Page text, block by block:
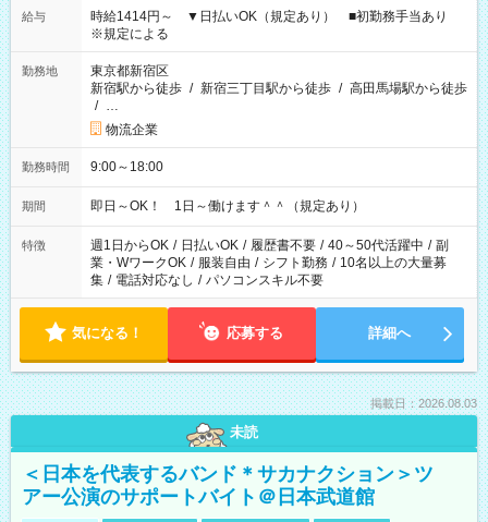
給与
時給1414円～ ▼日払いOK（規定あり） ■初勤務手当あり
※規定による
勤務地
東京都新宿区
新宿駅から徒歩 / 新宿三丁目駅から徒歩 / 高田馬場駅から徒歩
/ …
物流企業
勤務時間 9:00～18:00
期間 即日～OK！ 1日～働けます＾＾（規定あり）
特徴 週1日からOK / 日払いOK / 履歴書不要 / 40～50代活躍中 / 副
業・WワークOK / 服装自由 / シフト勤務 / 10名以上の大量募
集 / 電話対応なし / パソコンスキル不要
気になる！ 応募する 詳細へ
掲載日：2026.08.03
未読
＜日本を代表するバンド＊サカナクション＞ツ
アー公演のサポートバイト＠日本武道館